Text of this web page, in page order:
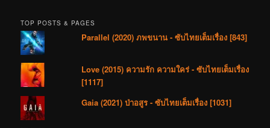
TOP POSTS & PAGES
Parallel (2020) ภพขนาน - ซับไทยเต็มเรื่อง [843]
Love (2015) ความรัก ความใคร่ - ซับไทยเต็มเรื่อง
[1117]
Gaia (2021) ป่าอสูร - ซับไทยเต็มเรื่อง [1031]